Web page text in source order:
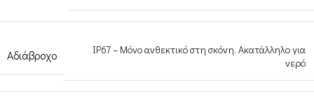
Αδιάβροχο
IP67 – Μόνο ανθεκτικό στη σκόνη. Ακατάλληλο για
νερό